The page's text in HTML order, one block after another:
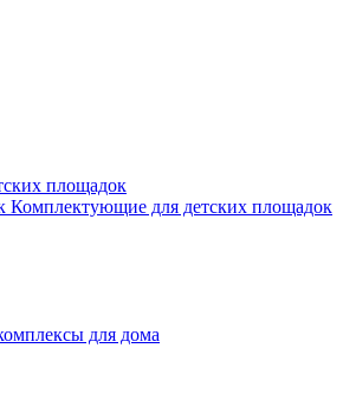
площадок
Комплектующие для детских площадок
для дома